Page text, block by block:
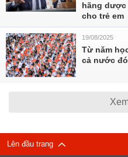
hãng dược
cho trẻ em
19/08/2025
Từ năm
cả nước
Lên đầu trang